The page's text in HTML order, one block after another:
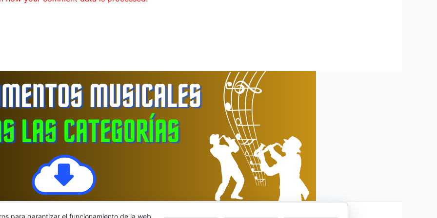
para garantizar el funcionamiento de la web,